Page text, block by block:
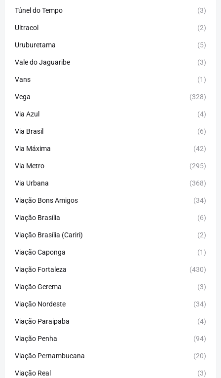
Túnel do Tempo (3)
Ultracol (2)
Uruburetama (5)
Vale do Jaguaribe (3)
Vans (1)
Vega (328)
Via Azul (4)
Via Brasil (6)
Via Máxima (42)
Via Metro (295)
Via Urbana (368)
Viação Bons Amigos (34)
Viação Brasília (6)
Viação Brasília (Cariri) (2)
Viação Caponga (1)
Viação Fortaleza (430)
Viação Gerema (3)
Viação Nordeste (34)
Viação Paraipaba (4)
Viação Penha (94)
Viação Pernambucana (20)
Viação Real (3)